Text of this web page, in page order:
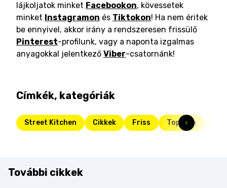
lájkoljatok minket Facebookon, kövessetek
minket Instagramon és Tiktokon! Ha nem éritek
be ennyivel, akkor irány a rendszeresen frissülő
Pinterest-profilunk, vagy a naponta izgalmas
anyagokkal jelentkező Viber-csatornánk!
Címkék, kategóriák
Street Kitchen Cikkek Friss Toplista
További cikkek